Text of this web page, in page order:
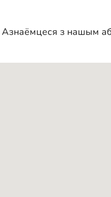
новага жыцця ў
Азнаёмцеся з нашым